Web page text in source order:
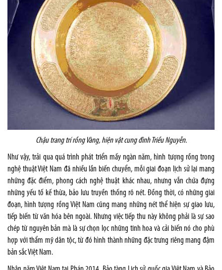
Chậu trang trí rồng Vàng, hiện vật cung đình Triều Nguyễn.
Như vậy, trải qua quá trình phát triển mấy ngàn năm, hình tượng rồng trong
nghệ thuật Việt Nam đã nhiều lần biến chuyển, mỗi giai đoạn lịch sử lại mang
những đặc điểm, phong cách nghệ thuật khác nhau, nhưng vẫn chứa đựng
những yếu tố kế thừa, bảo lưu truyền thống rõ nét. Đồng thời, có những giai
đoạn, hình tượng rồng Việt Nam cũng mang những nét thể hiện sự giao lưu,
tiếp biến từ văn hóa bên ngoài. Nhưng việc tiếp thu này không phải là sự sao
chép từ nguyên bản mà là sự chọn lọc những tinh hoa và cải biến nó cho phù
hợp với thẩm mỹ dân tộc, từ đó hình thành những đặc trưng riêng mang đậm
bản sắc Việt Nam.